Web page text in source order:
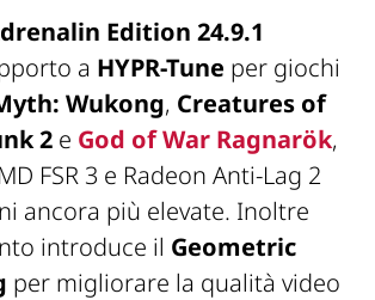
Edition 24.9.1
a HYPR-Tune per giochi
Wukong, Creatures of
2 e God of War Ragnarök,
FSR 3 e Radeon Anti-Lag 2
ancora più elevate. Inoltre
introduce il Geometric
per migliorare la qualità video